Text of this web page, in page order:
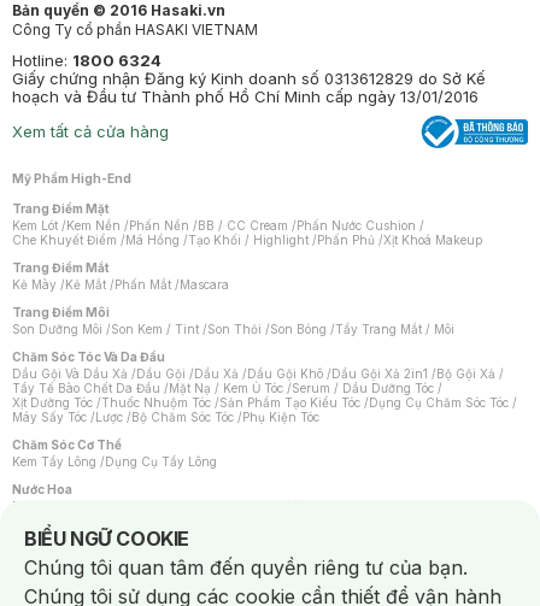
Bản quyền © 2016 Hasaki.vn
Công Ty cổ phần HASAKI VIETNAM
Hotline: 1800 6324
Giấy chứng nhận Đăng ký Kinh doanh số 0313612829 do Sở Kế
hoạch và Đầu tư Thành phố Hồ Chí Minh cấp ngày 13/01/2016
Xem tất cả cửa hàng
Mỹ Phẩm High-End
Trang Điểm Mặt
Kem Lót /Kem Nền /Phấn Nền /BB / CC Cream /Phấn Nước Cushion /
Che Khuyết Điểm /Má Hồng /Tạo Khối / Highlight /Phấn Phủ /Xịt Khoá Makeup
Trang Điểm Mắt
Kẻ Mày /Kẻ Mắt /Phấn Mắt /Mascara
Trang Điểm Môi
Son Dưỡng Môi /Son Kem / Tint /Son Thỏi /Son Bóng /Tẩy Trang Mắt / Môi
Chăm Sóc Tóc Và Da Đầu
Dầu Gội Và Dầu Xả /Dầu Gội /Dầu Xả /Dầu Gội Khô /Dầu Gội Xả 2in1 /Bộ Gội Xả /
Tẩy Tế Bào Chết Da Đầu /Mặt Nạ / Kem Ủ Tóc /Serum / Dầu Dưỡng Tóc /
Xịt Dưỡng Tóc /Thuốc Nhuộm Tóc /Sản Phẩm Tạo Kiểu Tóc /Dụng Cụ Chăm Sóc Tóc /
Máy Sấy Tóc /Lược /Bộ Chăm Sóc Tóc /Phụ Kiện Tóc
Chăm Sóc Cơ Thể
Kem Tẩy Lông /Dụng Cụ Tẩy Lông
Nước Hoa
Nước Hoa Nữ
Chăm Sóc Cá Nhân
Chống Muỗi /Khẩu Trang /Máy Massage/Mặt Nạ Xông Hơi /Nước Rửa Tay/
Sản Phẩm Chăm Sóc Khác /Bàn Chải Đánh Răng /Bàn Chải Điện/
Hỗ Trợ Trắng Răng/Kem Đánh Răng /Máy Tăm Nước/ Nước Súc Miệng/
BIỂU NGỮ COOKIE
Notice about cookies usage
Chúng tôi quan tâm đến quyền riêng tư của bạn.
Chúng tôi sử dụng các cookie cần thiết để vận hành